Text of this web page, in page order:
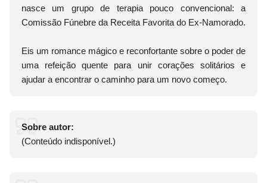
nasce um grupo de terapia pouco convencional: a
Comissão Fúnebre da Receita Favorita do Ex-Namorado.
Eis um romance mágico e reconfortante sobre o poder de
uma refeição quente para unir corações solitários e
ajudar a encontrar o caminho para um novo começo.
Sobre autor:
(Conteúdo indisponível.)